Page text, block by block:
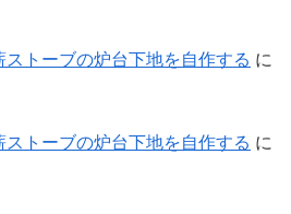
ストーブの炉台下地を自作する に
ストーブの炉台下地を自作する に